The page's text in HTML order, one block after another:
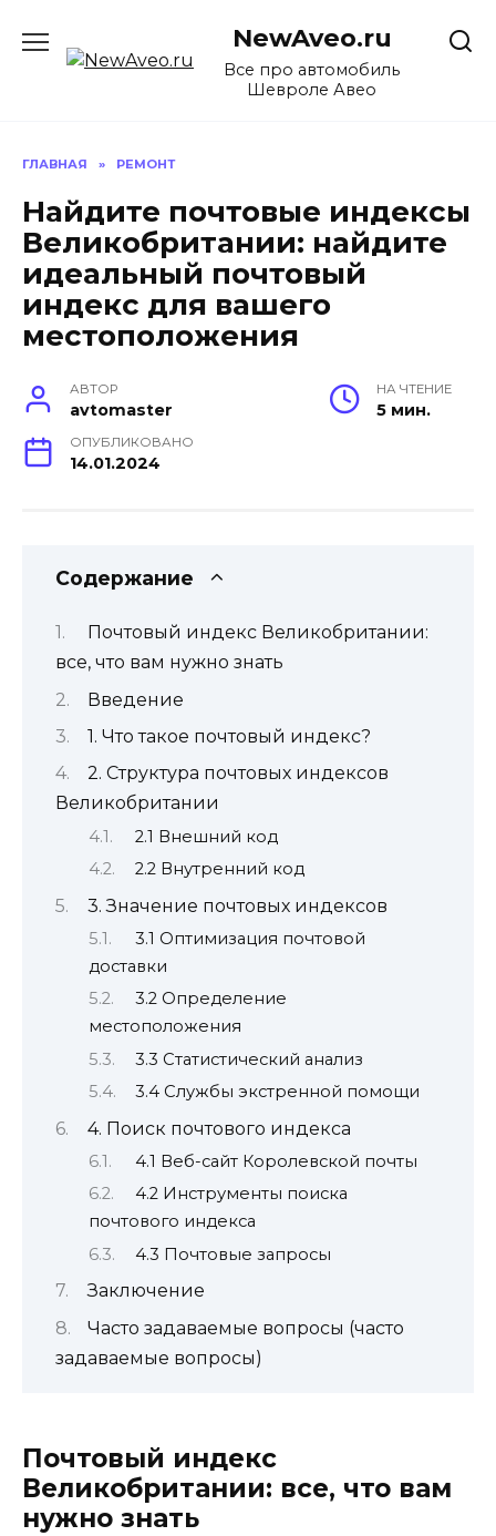
содержанию
NewAveo.ru
Все про автомобиль
Шевроле Авео
ГЛАВНАЯ » РЕМОНТ
Найдите почтовые индексы
Великобритании: найдите
идеальный почтовый
индекс для вашего
местоположения
АВТОР
avtomaster
НА ЧТЕНИЕ
5 мин.
ОПУБЛИКОВАНО
14.01.2024
Содержание
Почтовый индекс Великобритании:
все, что вам нужно знать
Введение
1. Что такое почтовый индекс?
2. Структура почтовых индексов
Великобритании
2.1 Внешний код
2.2 Внутренний код
3. Значение почтовых индексов
3.1 Оптимизация почтовой
доставки
3.2 Определение
местоположения
3.3 Статистический анализ
3.4 Службы экстренной помощи
4. Поиск почтового индекса
4.1 Веб-сайт Королевской почты
4.2 Инструменты поиска
почтового индекса
4.3 Почтовые запросы
Заключение
Часто задаваемые вопросы (часто
задаваемые вопросы)
Почтовый индекс
Великобритании: все, что вам
нужно знать